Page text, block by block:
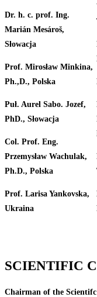
Dr. h. c. prof. Ing.
Marián Mesároš,
Słowacja
Prof. Mirosław Minkina,
Ph.,D., Polska
Puł. Aurel Sabo. Jozef,
PhD., Słowacja
Col. Prof. Eng.
Przemysław Wachulak,
Ph.D., Polska
Prof. Larisa Yankovska,
Ukraina
SCIENTIFIC
Chairman of the Scientifc